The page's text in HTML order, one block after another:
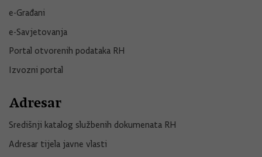
e-Građani
e-Savjetovanja
Portal otvorenih podataka RH
Izvozni portal
Adresar
Središnji katalog službenih dokumenata RH
Adresar tijela javne vlasti